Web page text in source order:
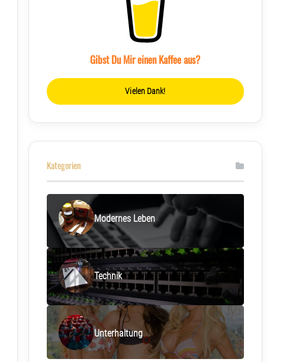
Gibst Du Mir einen Kaffee aus?
Vielen Dank!
Kategorien
Modernes Leben
Technik
Unterhaltung